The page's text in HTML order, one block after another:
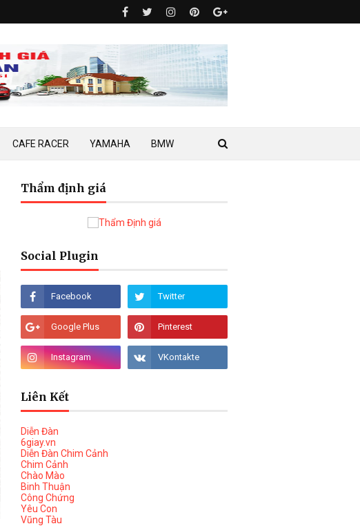
CAFE RACER YAMAHA BMW
Thẩm định giá
Social Plugin
Liên Kết
Diễn Đàn
6giay.vn
Diễn Đàn Chim Cảnh
Chim Cảnh
Chào Mào
Binh Thuận
Công Chứng
Yêu Con
Vũng Tàu